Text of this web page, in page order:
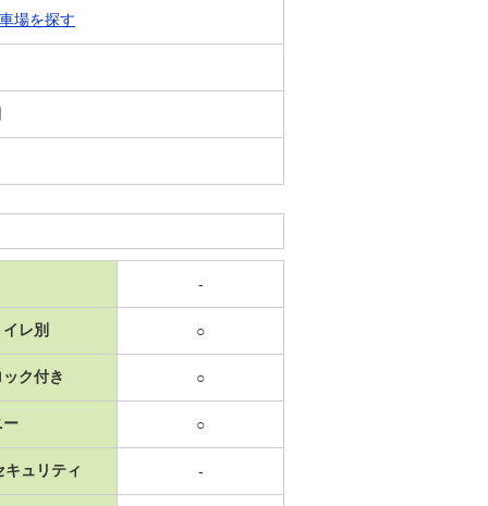
場を探す
-
レ別 ○
ク付き ○
ー ○
キュリティ -